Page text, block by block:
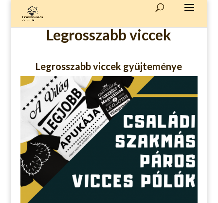
Legrosszabb viccek
Legrosszabb viccek gyűjteménye